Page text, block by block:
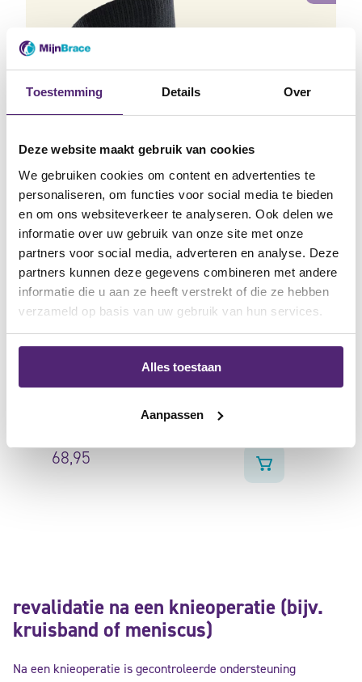
Toestemming Details Over
Deze website maakt gebruik van cookies
We gebruiken cookies om content en advertenties te
personaliseren, om functies voor social media te bieden
en om ons websiteverkeer te analyseren. Ook delen we
informatie over uw gebruik van onze site met onze
partners voor social media, adverteren en analyse. Deze
partners kunnen deze gegevens combineren met andere
informatie die u aan ze heeft verstrekt of die ze hebben
verzameld op basis van uw gebruik van hun services.
Alles toestaan
Aanpassen
Medi Epicomed E⁺motion
elleboogbrace
gerichte verlichting bij epicondylitis
(tennis- of golferselleboog)
hoog draagcomfort dankzij ademend
geschikt voor sportactiviteiten
68,95
Medi
revalidatie na een knieoperatie (bijv.
kruisband of meniscus)
Na een knieoperatie is gecontroleerde ondersteuning